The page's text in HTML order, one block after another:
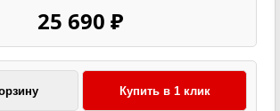
25 690 ₽
Купить в 1 клик